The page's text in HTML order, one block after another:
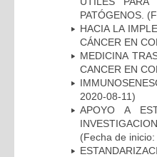
PATÓGENOS.
HACIA LA
CÁNCER EN
MEDICINA
CANCER EN
2020-08-11)
APOYO A
(Fecha de